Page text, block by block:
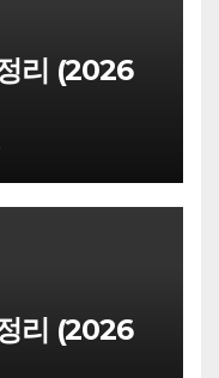
리 (2026
리 (2026